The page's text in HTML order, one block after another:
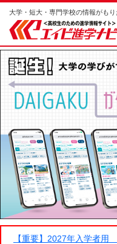
大学・短大・専門学校の情報がもり
【重要】2027年入学者